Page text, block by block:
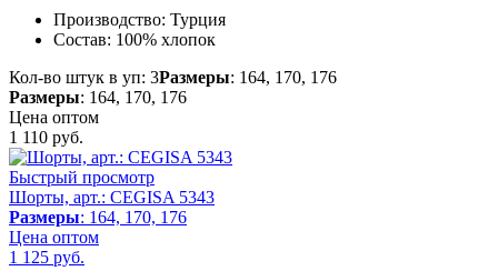
Производство: Турция
Состав: 100% хлопок
Кол-во штук в уп: 3Размеры: 164, 170, 176
Размеры: 164, 170, 176
Цена оптом
1 110 руб.
Быстрый просмотр
Шорты, арт.: CEGISA 5343
Размеры: 164, 170, 176
Цена оптом
1 125 руб.